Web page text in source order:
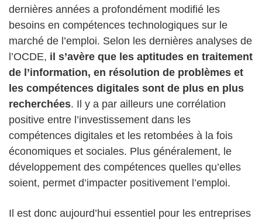
dernières années a profondément modifié les
besoins en compétences technologiques sur le
marché de l’emploi. Selon les dernières analyses de
l’OCDE, il s’avère que les aptitudes en traitement
de l’information, en résolution de problèmes et
les compétences digitales sont de plus en plus
recherchées. Il y a par ailleurs une corrélation
positive entre l’investissement dans les
compétences digitales et les retombées à la fois
économiques et sociales. Plus généralement, le
développement des compétences quelles qu’elles
soient, permet d’impacter positivement l’emploi.
Il est donc aujourd’hui essentiel pour les entreprises